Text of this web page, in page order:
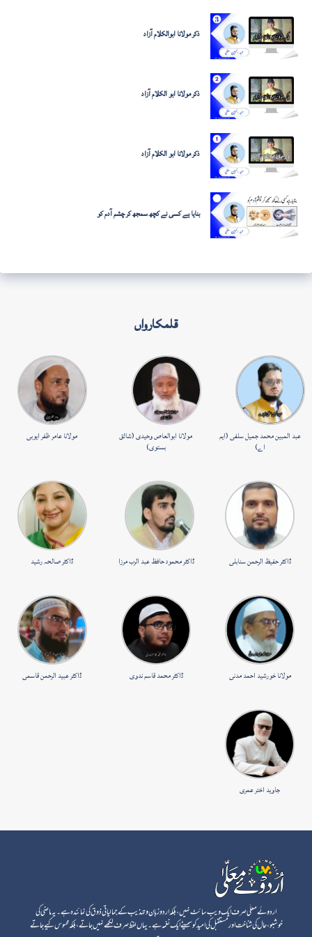
ذکر مولانا ابوالکلام آزاد
ذکر مولانا ابو الکلام آزاد
ذکر مولانا ابو الکلام آزاد
بنایا ہے کسی نے کچھ سمجھ کر چشم آدم کو
قلمکارواں
عبد المبین محمد جمیل سلفی (ایم
اے)
مولانا ابوالعاص وحیدی (شائق
بستوی)
مولانا عامر ظفر ایوبی
ڈاکٹر حفیظ الرحمن سنابلی ڈاکٹر محمود حافظ عبد الرب مرزا ڈاکٹر صالحہ رشید
مولانا خورشید احمد مدنی ڈاکٹر محمد قاسم ندوی ڈاکٹر عبید الرحمن قاسمی
جاوید اختر عمری
اردوئے معلٰی صرف ایک ویب سائٹ نہیں، بلکہ اردو زبان و تہذیب کے جمالیاتی ذوق کی نمائندہ ہے۔ یہ ماضی کی
خوشبو، حال کی شناخت اور مستقبل کی امید کو سمیٹے ایک نغمہ ہے۔ یہاں لفظ صرف لکھے نہیں جاتے، بلکہ محسوس کیے جاتے